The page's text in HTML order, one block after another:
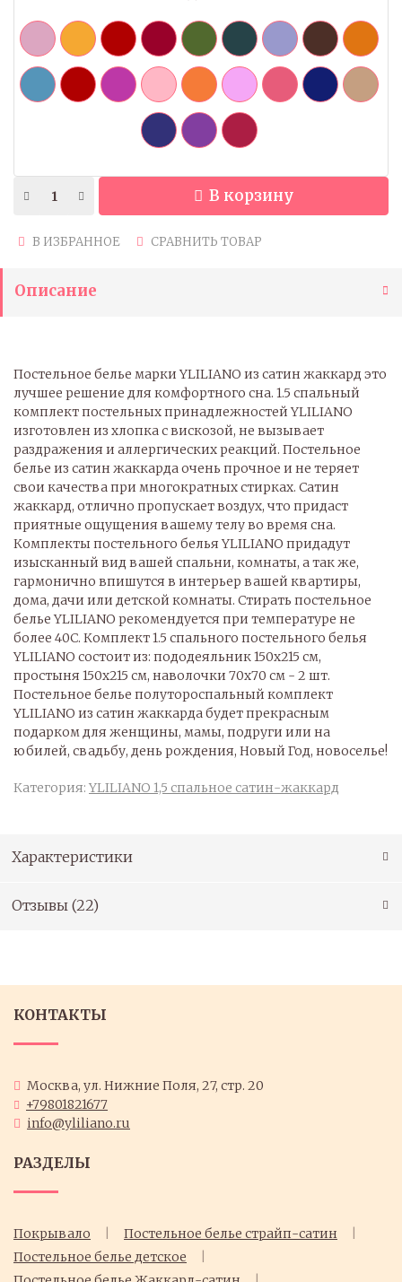
В корзину
В ИЗБРАННОЕ СРАВНИТЬ ТОВАР
Описание
Постельное белье марки YLILIANO из сатин жаккард это
лучшее решение для комфортного сна. 1.5 спальный
комплект постельных принадлежностей YLILIANO
изготовлен из хлопка с вискозой, не вызывает
раздражения и аллергических реакций. Постельное
белье из сатин жаккарда очень прочное и не теряет
свои качества при многократных стирках. Сатин
жаккард, отлично пропускает воздух, что придаст
приятные ощущения вашему телу во время сна.
Комплекты постельного белья YLILIANO придадут
изысканный вид вашей спальни, комнаты, а так же,
гармонично впишутся в интерьер вашей квартиры,
дома, дачи или детской комнаты. Стирать постельное
белье YLILIANO рекомендуется при температуре не
более 40С. Комплект 1.5 спального постельного белья
YLILIANO состоит из: пододеяльник 150х215 см,
простыня 150х215 см, наволочки 70х70 см - 2 шт.
Постельное белье полутороспальный комплект
YLILIANO из сатин жаккарда будет прекрасным
подарком для женщины, мамы, подруги или на
юбилей, свадьбу, день рождения, Новый Год, новоселье!
Категория: YLILIANO 1,5 спальное сатин-жаккард
Характеристики
Отзывы (22)
КОНТАКТЫ
Москва, ул. Нижние Поля, 27, стр. 20
+79801821677
info@yliliano.ru
РАЗДЕЛЫ
Покрывало
Постельное белье страйп-сатин
Постельное белье детское